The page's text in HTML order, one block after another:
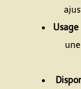
une